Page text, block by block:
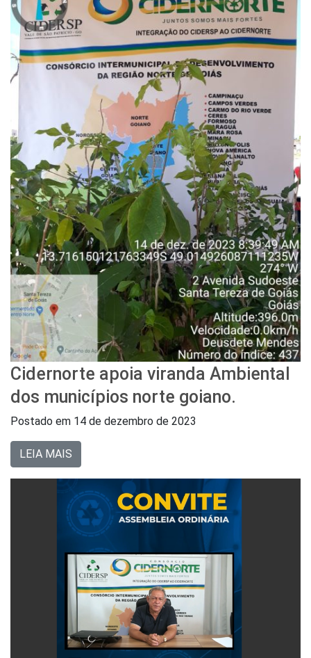
Cidernorte apoia viranda Ambiental
dos municípios norte goiano.
Postado em 14 de dezembro de 2023
LEIA MAIS